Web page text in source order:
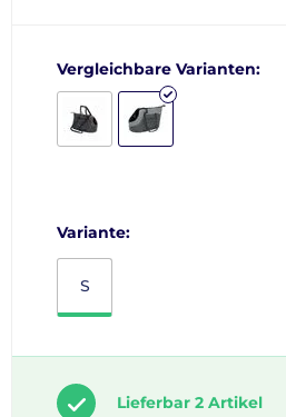
Vergleichbare Varianten:
Variante:
S
Lieferbar 2 Artikel